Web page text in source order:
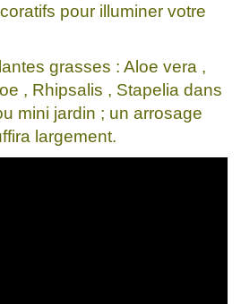
pour illuminer votre
grasses : Aloe vera ,
, Rhipsalis , Stapelia dans
mini jardin ; un arrosage
largement.